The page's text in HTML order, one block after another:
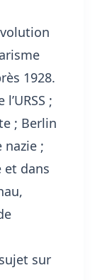
1928.
;
; Berlin
nazie ;
et dans
sur